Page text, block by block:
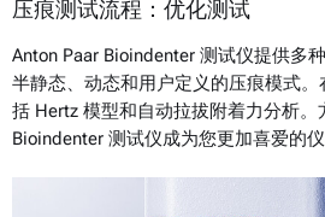
压痕测试流程：优化测试
Anton Paar Bioindenter 测试仪提供多
半静态、动态和用户定义的压痕模式
括 Hertz 模型和自动拉拔附着力分析。
Bioindenter 测试仪成为您更加喜爱的仪